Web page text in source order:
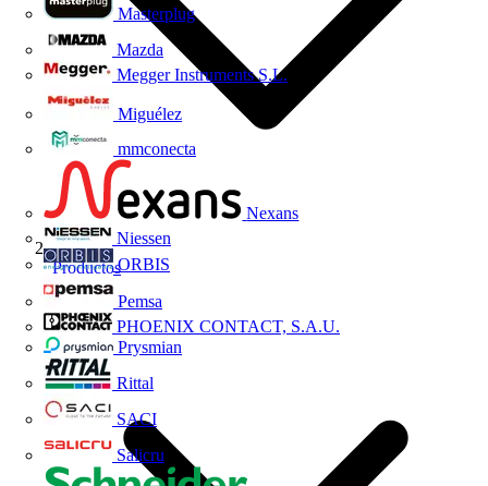
Masterplug
Mazda
Megger Instruments S.L.
Miguélez
mmconecta
Nexans
Niessen
ORBIS
Pemsa
PHOENIX CONTACT, S.A.U.
Prysmian
Rittal
SACI
Salicru
Productos